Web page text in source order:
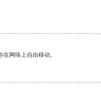
网络上自由移动。